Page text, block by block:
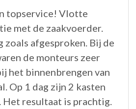
topservice! Vlotte
met de zaakvoerder.
zoals afgesproken. Bij de
de monteurs zeer
het binnenbrengen van
Op 1 dag zijn 2 kasten
resultaat is prachtig.